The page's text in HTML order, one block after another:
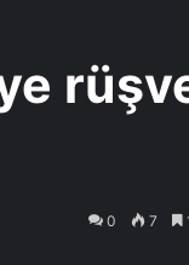
0 7